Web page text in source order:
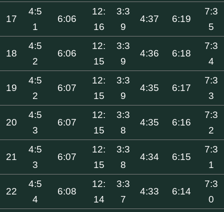
17
4:5
1
6:06
12:
16
3:3
9
4:37 6:19
7:3
5
18
4:5
2
6:06
12:
15
3:3
9
4:36 6:18
7:3
4
19
4:5
2
6:07
12:
15
3:3
9
4:35 6:17
7:3
3
20
4:5
3
6:07
12:
15
3:3
8
4:35 6:16
7:3
2
21
4:5
3
6:07
12:
15
3:3
8
4:34 6:15
7:3
1
22
4:5
4
6:08
12:
14
3:3
7
4:33 6:14
7:3
0